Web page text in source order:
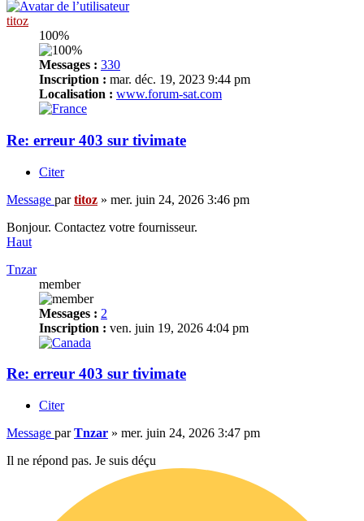
titoz
100%
Messages : 330
Inscription : mar. déc. 19, 2023 9:44 pm
Localisation : www.forum-sat.com
Re: erreur 403 sur tivimate
Citer
Message partitoz » mer. juin 24, 2026 3:46 pm
Bonjour. Contactez votre fournisseur.
Haut
Tnzar
member
Messages : 2
Inscription : ven. juin 19, 2026 4:04 pm
Re: erreur 403 sur tivimate
Citer
Message parTnzar » mer. juin 24, 2026 3:47 pm
Il ne répond pas. Je suis déçu